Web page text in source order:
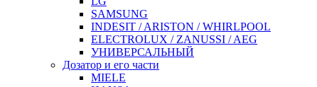
SAMSUNG
INDESIT / ARISTON / WHIRLPOOL
ELECTROLUX / ZANUSSI / AEG
УНИВЕРСАЛЬНЫЙ
Дозатор и его части
MIELE